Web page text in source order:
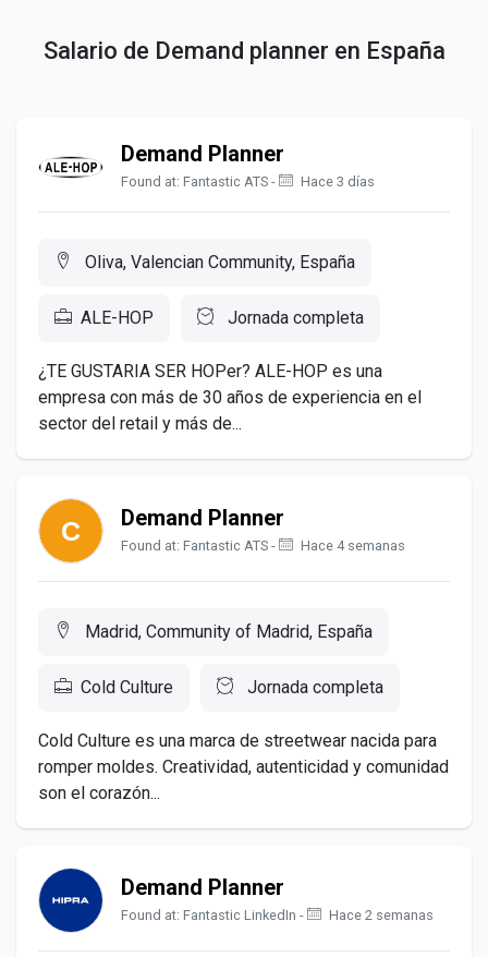
Salario de Demand planner en España
Demand Planner
Found at: Fantastic ATS - Hace 3 días
Oliva, Valencian Community, España
ALE-HOP Jornada completa
¿TE GUSTARIA SER HOPer? ALE-HOP es una
empresa con más de 30 años de experiencia en el
sector del retail y más de...
Demand Planner
Found at: Fantastic ATS - Hace 4 semanas
Madrid, Community of Madrid, España
Cold Culture Jornada completa
Cold Culture es una marca de streetwear nacida para
romper moldes. Creatividad, autenticidad y comunidad
son el corazón...
Demand Planner
Found at: Fantastic LinkedIn - Hace 2 semanas